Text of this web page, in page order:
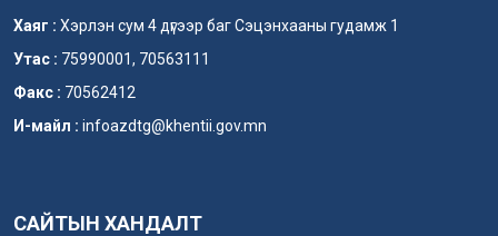
Хаяг : Хэрлэн сум 4 дүгээр баг Сэцэнхааны гудамж 1
Утас : 75990001, 70563111
Факс : 70562412
И-майл : infoazdtg@khentii.gov.mn
САЙТЫН ХАНДАЛТ